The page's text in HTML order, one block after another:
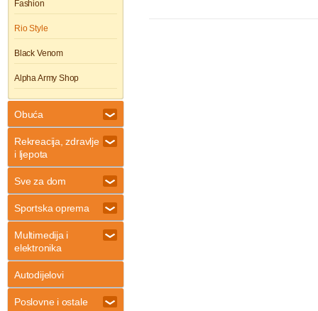
Fashion
Rio Style
Black Venom
Alpha Army Shop
Obuća
Rekreacija, zdravlje
i ljepota
Sve za dom
Sportska oprema
Multimedija i
elektronika
Autodijelovi
Poslovne i ostale